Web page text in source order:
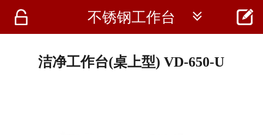
 首页
 不锈钢工作台  
洁净工作台(桌上型) VD-650-U